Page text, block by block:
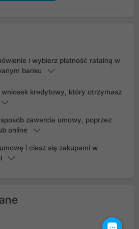
i wybierz płatność ratalną w
banku
wniosek kredytowy, który otrzymasz
zawarcia umowy, poprzez
online
i ciesz się zakupami w